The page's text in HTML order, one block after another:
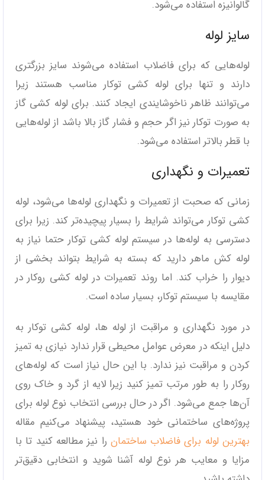
گالوانیزه استفاده می‌شود.
سایز لوله
لوله‌هایی که برای فاضلاب استفاده می‌شوند سایز بزرگتری
دارند و تنها برای لوله کشی توکار مناسب هستند زیرا
می‌توانند ظاهر ناخوشایندی ایجاد کنند. برای لوله کشی گاز
به صورت توکار نیز اگر حجم و فشار گاز بالا باشد از لوله‌هایی
با قطر بالاتر استفاده می‌شود.
تعمیرات و نگهداری
زمانی که صحبت از تعمیرات و نگهداری لوله‌ها می‌شود، لوله
کشی توکار می‌تواند شرایط را بسیار پیچیده‌تر کند. زیرا برای
دسترسی به لوله‌ها در سیستم لوله کشی توکار حتما نیاز به
لوله کش ماهر دارید که بسته به شرایط بتواند بخشی از
دیوار را خراب کند. اما روند تعمیرات در لوله کشی روکار در
مقایسه با سیستم توکار، بسیار ساده است.
در مورد نگهداری و مراقبت از لوله ها، لوله کشی توکار به
دلیل اینکه در معرض عوامل محیطی قرار ندارد نیازی به تمیز
کردن و مراقبت نیز ندارد. با این حال نیاز است که لوله‌های
روکار را به طور مرتب تمیز کنید زیرا لایه از گرد و خاک روی
آن‌ها جمع می‌شود. اگر در حال بررسی انتخاب نوع لوله برای
پروژه‌های ساختمانی خود هستید، پیشنهاد می‌کنیم مقاله
بهترین لوله برای فاضلاب ساختمان را نیز مطالعه کنید تا با
مزایا و معایب هر نوع لوله آشنا شوید و انتخابی دقیق‌تر